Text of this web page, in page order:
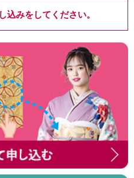
込みをしてください。